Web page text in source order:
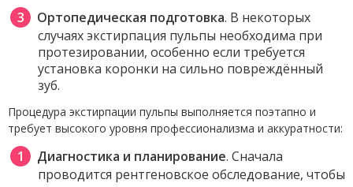
Ортопедическая подготовка. В некоторых
случаях экстирпация пульпы необходима при
протезировании, особенно если требуется
установка коронки на сильно повреждённый
зуб.
Процедура экстирпации пульпы выполняется поэтапно и
требует высокого уровня профессионализма и аккуратности:
Диагностика и планирование. Сначала
проводится рентгеновское обследование, чтобы